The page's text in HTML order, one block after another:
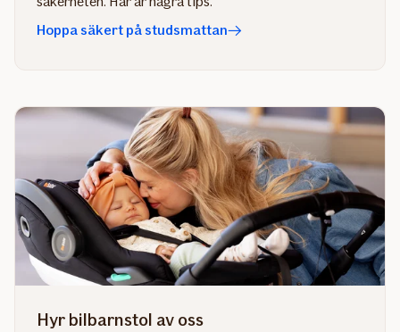
Hoppa säkert på studsmattan
Hyr bilbarnstol av oss